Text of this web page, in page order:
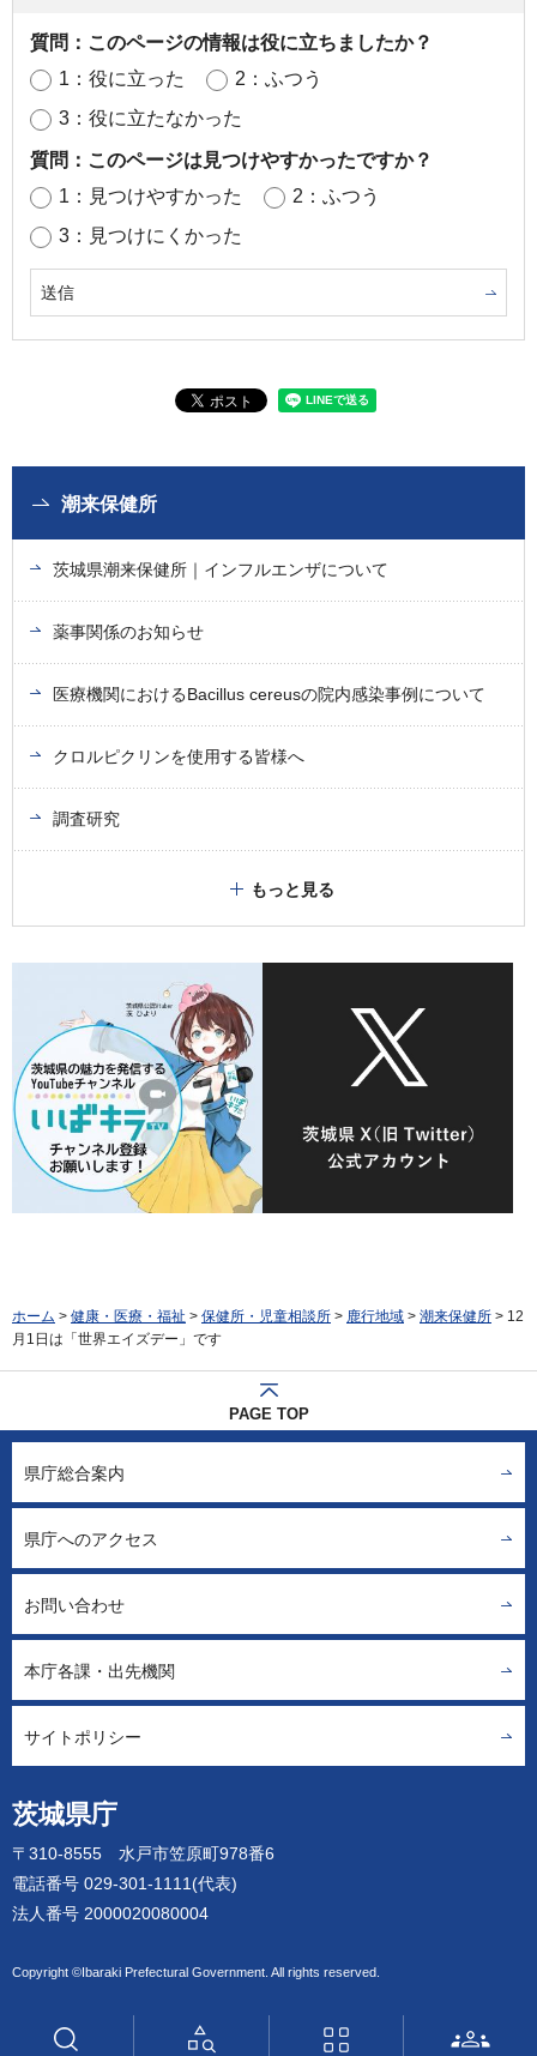
質問：このページの情報は役に立ちましたか？
1：役に立った
2：ふつう
3：役に立たなかった
質問：このページは見つけやすかったですか？
1：見つけやすかった
2：ふつう
3：見つけにくかった
潮来保健所
茨城県潮来保健所｜インフルエンザについて
薬事関係のお知らせ
医療機関におけるBacillus cereusの院内感染事例について
クロルピクリンを使用する皆様へ
調査研究
もっと見る
ホーム > 健康・医療・福祉 > 保健所・児童相談所 > 鹿行地域 > 潮来保健所 > 12
月1日は「世界エイズデー」です
PAGE TOP
茨城県庁
〒310-8555 水戸市笠原町978番6
電話番号 029-301-1111(代表)
法人番号 2000020080004
Copyright ©Ibaraki Prefectural Government. All rights reserved.
県庁総合案内
県庁へのアクセス
お問い合わせ
本庁各課・出先機関
サイトポリシー